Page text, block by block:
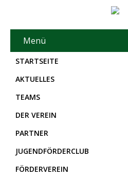
Menü
STARTSEITE
AKTUELLES
TEAMS
DER VEREIN
PARTNER
JUGENDFÖRDERCLUB
FÖRDERVEREIN